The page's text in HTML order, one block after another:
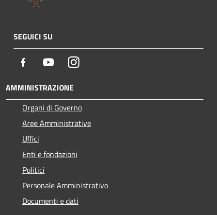
SEGUICI SU
Facebook YoutubeInstagram
AMMINISTRAZIONE
Organi di Governo
Aree Amministrative
Uffici
Enti e fondazioni
Politici
Personale Amministrativo
Documenti e dati